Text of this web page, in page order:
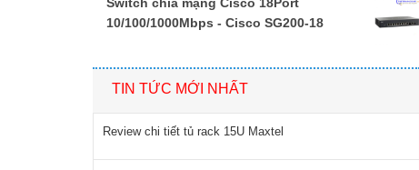
Switch chia mạng Cisco 18Port
10/100/1000Mbps - Cisco SG200-18
TIN TỨC MỚI NHẤT
Review chi tiết tủ rack 15U Maxtel